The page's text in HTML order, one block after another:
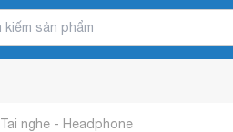
Tai nghe - Headphone